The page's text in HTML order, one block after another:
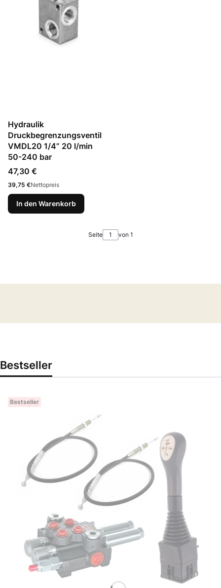
Hydraulik
Druckbegrenzungsventil
VMDL20 1/4” 20 l/min
50-240 bar
Preis
47,30 €
Preis
39,75 €Nettopreis
In den Warenkorb
Seite von 1
Bestseller
Bestseller